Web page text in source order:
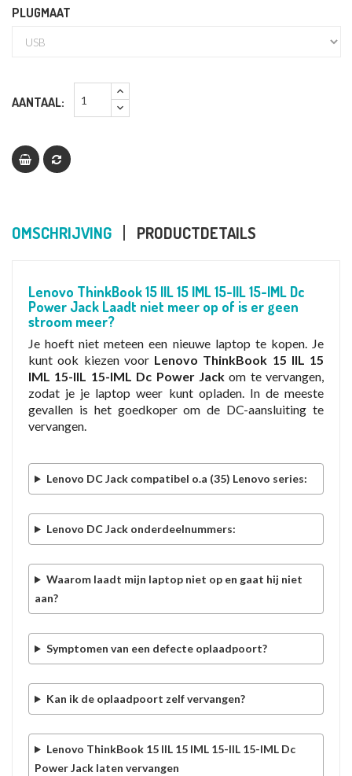
PLUGMAAT
AANTAAL:
OMSCHRIJVING PRODUCTDETAILS
Lenovo ThinkBook 15 IIL 15 IML 15-IIL 15-IML Dc
Power Jack Laadt niet meer op of is er geen
stroom meer?
Je hoeft niet meteen een nieuwe laptop te kopen. Je
kunt ook kiezen voor Lenovo ThinkBook 15 IIL 15
IML 15-IIL 15-IML Dc Power Jackom te vervangen,
zodat je je laptop weer kunt opladen. In de meeste
gevallen is het goedkoper om de DC-aansluiting te
vervangen.
Lenovo DC Jack compatibel o.a (35) Lenovo series:
Lenovo DC Jack onderdeelnummers:
Waarom laadt mijn laptop niet op en gaat hij niet
aan?
Symptomen van een defecte oplaadpoort?
Kan ik de oplaadpoort zelf vervangen?
Lenovo ThinkBook 15 IIL 15 IML 15-IIL 15-IML Dc
Power Jack laten vervangen